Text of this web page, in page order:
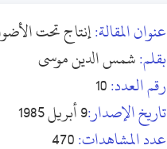
عنوان المقالة:إنتاج تحت
بقلم:شمس الدين موسى
رقم العدد:10
تاريخ الإصدار:9 أبريل 1985
عدد المشاهدات:470